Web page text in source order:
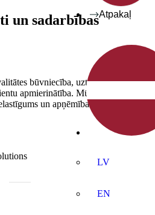
Atpakaļ
LV
EN
un sadarbības
būvniecība, uzticamas
apmierinātība. Mūsu
un apņēmība izpildīt klientu
elastīgums un apņēmība
būvniecība, uzticamas
apmierinātība.